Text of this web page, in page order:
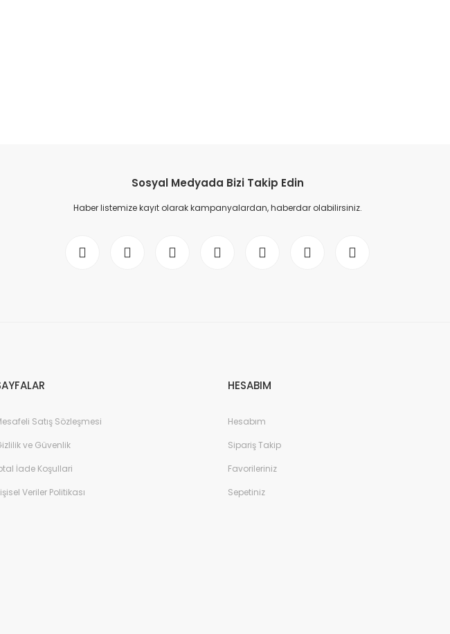
Sosyal Medyada Bizi Takip Edin
Haber listemize kayıt olarak kampanyalardan, haberdar olabilirsiniz.
Satış Sözleşmesi
ve Güvenlik
İade Koşullari
Veriler Politikası
HESABIM
Hesabım
Sipariş Takip
Favorileriniz
Sepetiniz